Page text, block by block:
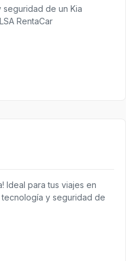
de un Kia
RentaCar
Ideal para tus viajes en
y seguridad de